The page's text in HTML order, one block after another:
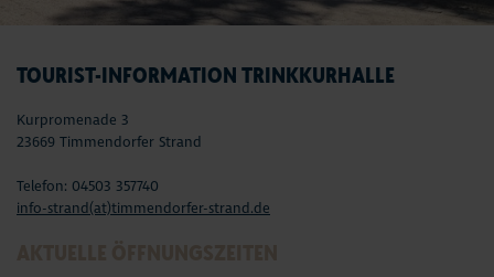
TOURIST-INFORMATION TRINKKURHALLE
Kurpromenade 3
23669 Timmendorfer Strand
Telefon: 04503 357740
info-strand(at)timmendorfer-strand.de